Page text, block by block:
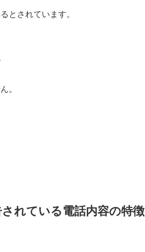
とされています。
。
れている電話内容の特徴